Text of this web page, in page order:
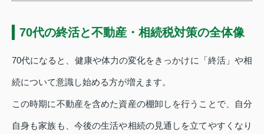
70代の終活と不動産・相続税対策の全体像
70代になると、健康や体力の変化をきっかけに「終活」や相
続について意識し始める方が増えます。
この時期に不動産を含めた資産の棚卸しを行うことで、自分
自身も家族も、今後の生活や相続の見通しを立てやすくなり